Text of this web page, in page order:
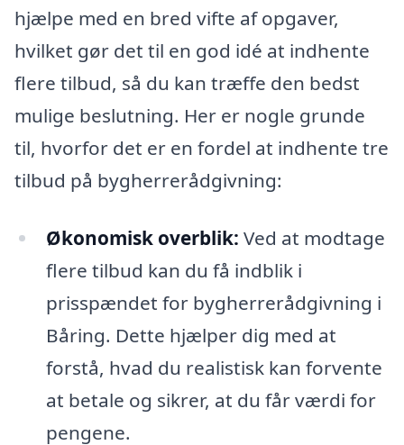
hjælpe med en bred vifte af opgaver,
hvilket gør det til en god idé at indhente
flere tilbud, så du kan træffe den bedst
mulige beslutning. Her er nogle grunde
til, hvorfor det er en fordel at indhente tre
tilbud på bygherrerådgivning:
Økonomisk overblik: Ved at modtage
flere tilbud kan du få indblik i
prisspændet for bygherrerådgivning i
Båring. Dette hjælper dig med at
forstå, hvad du realistisk kan forvente
at betale og sikrer, at du får værdi for
pengene.